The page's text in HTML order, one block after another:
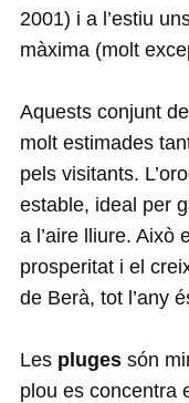
2001) i a l’estiu
màxima (molt
Aquests conjunt
molt estimades
pels visitants.
estable, ideal per
a l’aire lliure. Això
prosperitat i el
de Berà, tot l’any
Les plugessón
plou es concentra